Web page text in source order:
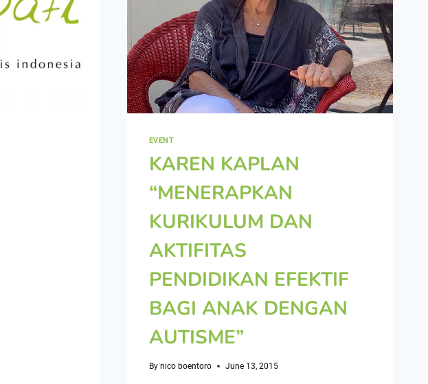
EVENT
KAREN KAPLAN
“MENERAPKAN
KURIKULUM DAN
AKTIFITAS
PENDIDIKAN EFEKTIF
BAGI ANAK DENGAN
AUTISME”
By nico boentoro June 13, 2015